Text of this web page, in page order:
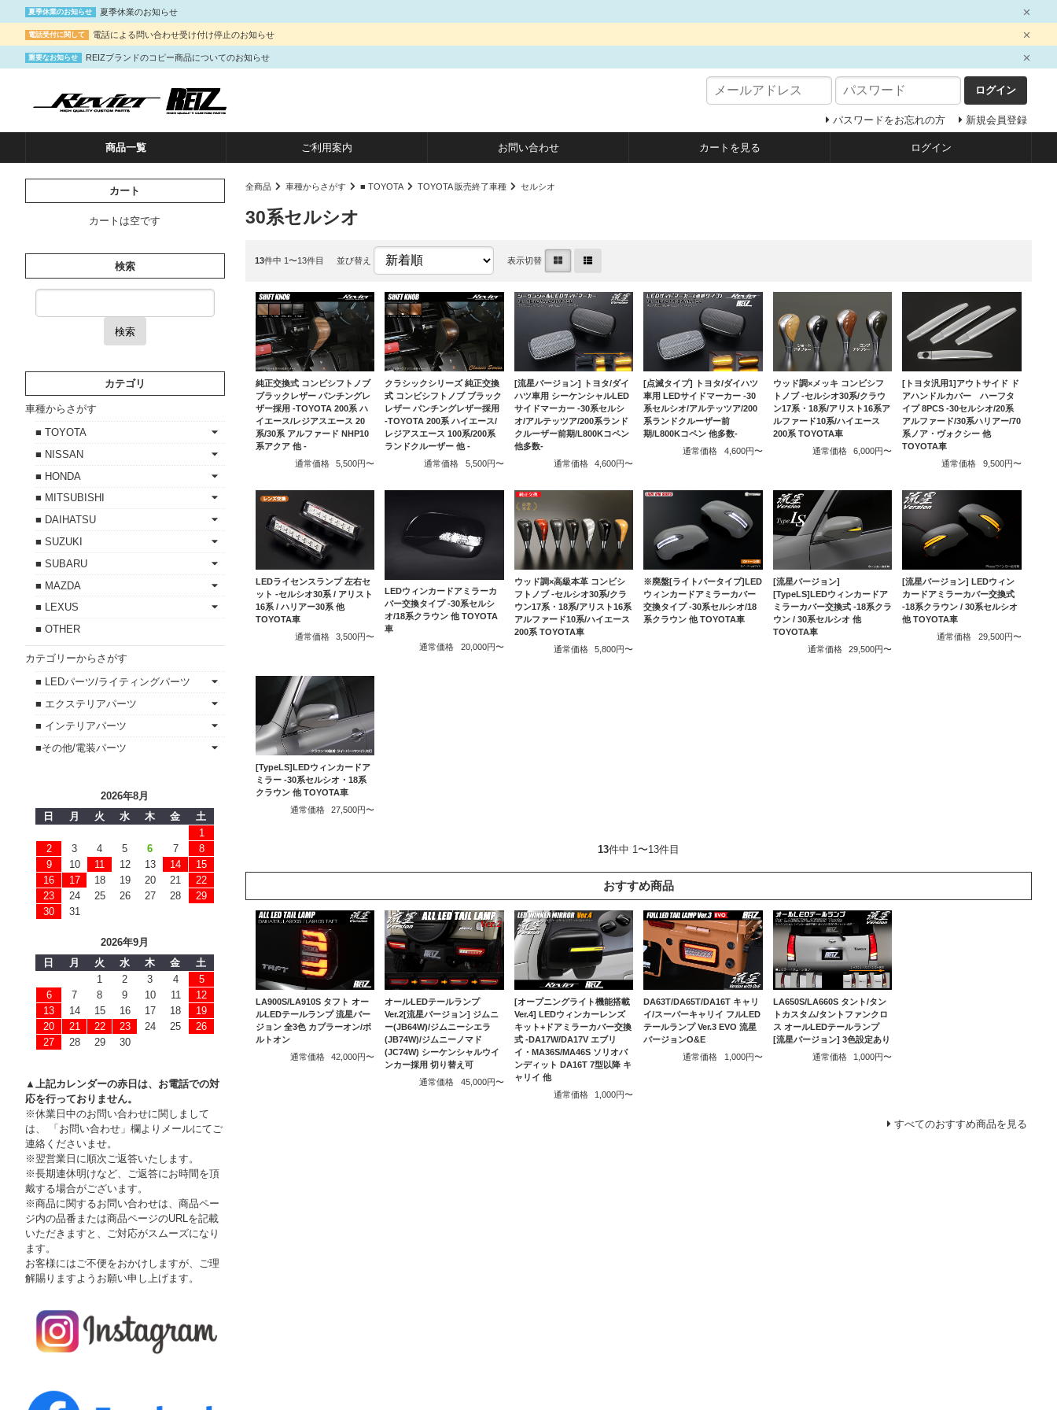
夏季休業のお知らせ 夏季休業のお知らせ
電話受付に関して 電話による問い合わせ受け付け停止のお知らせ
重要なお知らせ REIZブランドのコピー商品についてのお知らせ
ログイン
パスワードをお忘れの方 新規会員登録
商品一覧 ご利用案内 お問い合わせ カートを見る ログイン
全商品 車種からさがす ■ TOYOTA TOYOTA 販売終了車種 セルシオ
30系セルシオ
13件中 1〜13件目 並び替え 表示切替
純正交換式 コンビシフトノブ
ブラックレザー パンチングレ
ザー採用 -TOYOTA 200系 ハ
イエース/レジアスエース 20
系/30系 アルファード NHP10
系アクア 他 -
通常価格
5,500円〜
クラシックシリーズ 純正交換
式 コンビシフトノブ ブラック
レザー パンチングレザー採用
-TOYOTA 200系 ハイエース/
レジアスエース 100系/200系
ランドクルーザー 他 -
通常価格
5,500円〜
[流星バージョン] トヨタ/ダイ
ハツ車用 シーケンシャルLED
サイドマーカー -30系セルシ
オ/アルテッツア/200系ランド
クルーザー前期/L800Kコペン
他多数-
通常価格
4,600円〜
[点滅タイプ] トヨタ/ダイハツ
車用 LEDサイドマーカー -30
系セルシオ/アルテッツア/200
系ランドクルーザー前
期/L800Kコペン 他多数-
通常価格
4,600円〜
ウッド調×メッキ コンビシフ
トノブ -セルシオ30系/クラウ
ン17系・18系/アリスト16系ア
ルファード10系/ハイエース
200系 TOYOTA車
通常価格
6,000円〜
[トヨタ汎用1]アウトサイド ド
アハンドルカバー ハーフタ
イプ 8PCS -30セルシオ/20系
アルファード/30系ハリアー/70
系ノア・ヴォクシー 他
TOYOTA車
通常価格
9,500円〜
LEDライセンスランプ 左右セ
ット -セルシオ30系 / アリスト
16系 / ハリアー30系 他
TOYOTA車
通常価格
3,500円〜
LEDウィンカードアミラーカ
バー交換タイプ -30系セルシ
オ/18系クラウン 他 TOYOTA
車
通常価格
20,000円〜
ウッド調×高級本革 コンビシ
フトノブ -セルシオ30系/クラ
ウン17系・18系/アリスト16系
アルファード10系/ハイエース
200系 TOYOTA車
通常価格
5,800円〜
※廃盤[ライトバータイプ]LED
ウィンカードアミラーカバー
交換タイプ -30系セルシオ/18
系クラウン 他 TOYOTA車
[流星バージョン]
[TypeLS]LEDウィンカードア
ミラーカバー交換式 -18系クラ
ウン / 30系セルシオ 他
TOYOTA車
通常価格
29,500円〜
[流星バージョン] LEDウィン
カードアミラーカバー交換式
-18系クラウン / 30系セルシオ
他 TOYOTA車
通常価格
29,500円〜
[TypeLS]LEDウィンカードア
ミラー -30系セルシオ・18系
クラウン 他 TOYOTA車
通常価格
27,500円〜
13件中 1〜13件目
おすすめ商品
LA900S/LA910S タフト オー
ルLEDテールランプ 流星バー
ジョン 全3色 カプラーオン/ボ
ルトオン
通常価格
42,000円〜
オールLEDテールランプ
Ver.2[流星バージョン] ジムニ
ー(JB64W)/ジムニーシエラ
(JB74W)/ジムニーノマド
(JC74W) シーケンシャルウイ
ンカー採用 切り替え可
通常価格
45,000円〜
[オープニングライト機能搭載
Ver.4] LEDウィンカーレンズ
キット+ドアミラーカバー交換
式 -DA17W/DA17V エブリ
イ・MA36S/MA46S ソリオバ
ンディット DA16T 7型以降 キ
ャリイ 他
通常価格
1,000円〜
DA63T/DA65T/DA16T キャリ
イ/スーパーキャリイ フルLED
テールランプ Ver.3 EVO 流星
バージョンO&E
通常価格
1,000円〜
LA650S/LA660S タント/タン
トカスタム/タントファンクロ
ス オールLEDテールランプ
[流星バージョン] 3色設定あり
通常価格
1,000円〜
すべてのおすすめ商品を見る
カート
カートは空です
検索
検索
カテゴリ
車種からさがす
■ TOYOTA
■ NISSAN
■ HONDA
■ MITSUBISHI
■ DAIHATSU
■ SUZUKI
■ SUBARU
■ MAZDA
■ LEXUS
■ OTHER
カテゴリーからさがす
■ LEDパーツ/ライティングパーツ
■ エクステリアパーツ
■ インテリアパーツ
■その他/電装パーツ
2026年8月
日
月 火 水 木 金
土
1
2
3 4 5 6 7
8
9
10 11 12 13 14
15
16
17 18 19 20 21
22
23
24 25 26 27 28
29
30
31
2026年9月
日
月 火 水 木 金
土
1
2 3 4
5
6
7 8 9 10 11
12
13
14 15 16 17 18
19
20
21 22 23 24 25
26
27
28 29 30
▲上記カレンダーの赤日は、お電話での対
応を行っておりません。
※休業日中のお問い合わせに関しまして
は、 「お問い合わせ」欄よりメールにてご
連絡くださいませ。
※翌営業日に順次ご返答いたします。
※長期連休明けなど、ご返答にお時間を頂
戴する場合がございます。
※商品に関するお問い合わせは、商品ペー
ジ内の品番または商品ページのURLを記載
いただきますと、ご対応がスムーズになり
ます。
お客様にはご不便をおかけしますが、ご理
解賜りますようお願い申し上げます。